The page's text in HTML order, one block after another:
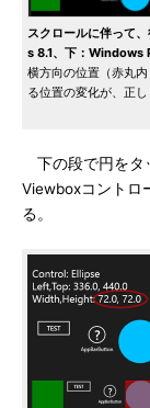
スクロールに伴って
s 8.1、下：Windows
横方向の位置（赤丸
る位置の変化が、正し
下の段で円をタ
Viewboxコントロ
る。